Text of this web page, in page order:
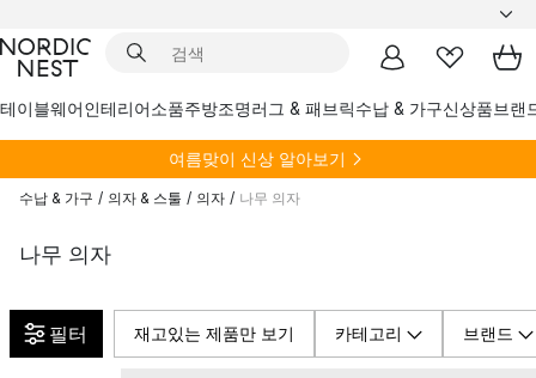
테이블웨어인테리어소품주방조명러그 & 패브릭수납 & 가구신상품브랜
여름맞이 신상 알아보기
수납 & 가구 / 의자 & 스툴 / 의자 / 나무 의자
나무 의자
필터 재고있는 제품만 보기 카테고리 브랜드